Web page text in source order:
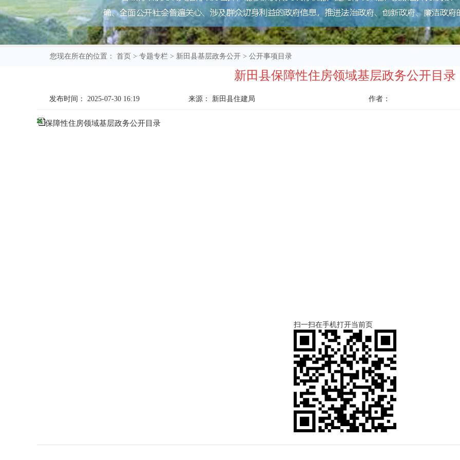
您现在所在的位置： 首页 > 专题专栏 > 新田县基层政务公开 > 公开事项目录
新田县保障性住房领域基层政务公开目录
发布时间： 2025-07-30 16:19 来源： 新田县住建局 作者：
保障性住房领域基层政务公开目录
扫一扫在手机打开当前页